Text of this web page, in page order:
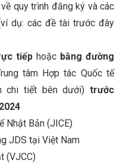
quy trình đăng ký và các
dụ: các đề tài trước đây
tiếphoặc bằng đường
tâm Hợp tác Quốc tế
chi tiết bên dưới) trước
Nhật Bản (JICE)
JDS tại Việt Nam
(VJCC)